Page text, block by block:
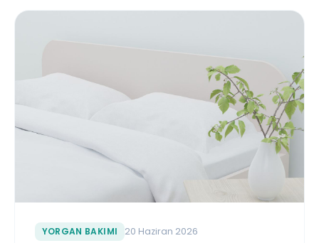
YORGAN BAKIMI 20 Haziran 2026